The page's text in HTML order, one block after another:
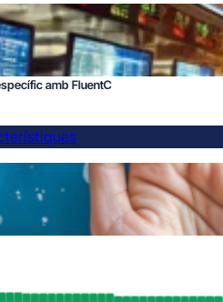
amb FluentC